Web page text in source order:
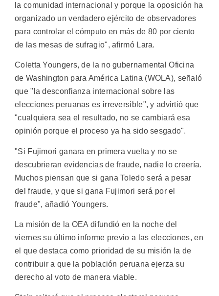
la comunidad internacional y porque la oposición ha
organizado un verdadero ejército de observadores
para controlar el cómputo en más de 80 por ciento
de las mesas de sufragio", afirmó Lara.
Coletta Youngers, de la no gubernamental Oficina
de Washington para América Latina (WOLA), señaló
que "la desconfianza internacional sobre las
elecciones peruanas es irreversible", y advirtió que
"cualquiera sea el resultado, no se cambiará esa
opinión porque el proceso ya ha sido sesgado".
"Si Fujimori ganara en primera vuelta y no se
descubrieran evidencias de fraude, nadie lo creería.
Muchos piensan que si gana Toledo será a pesar
del fraude, y que si gana Fujimori será por el
fraude", añadió Youngers.
La misión de la OEA difundió en la noche del
viernes su último informe previo a las elecciones, en
el que destaca como prioridad de su misión la de
contribuir a que la población peruana ejerza su
derecho al voto de manera viable.